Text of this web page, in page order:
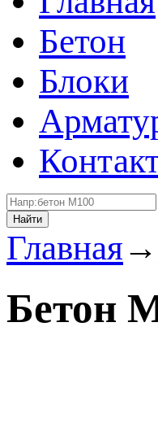
Бетон
Блоки
Найти
Главная→
Бетон